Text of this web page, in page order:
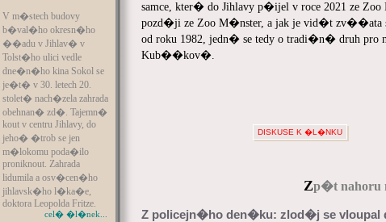
V m�stech budovy
b�val�ho okresn�ho
��adu v Jihlav� v
Tolst�ho ulici vedle
dne�n�ho kina Sokol se
je�t� v 30. letech 20.
stolet� nach�zela zahrada
obehnan� zd�. Tajemn�
kout v centru Jihlavy, do
jeho� �trob se jen
m�lokomu poda�ilo
proniknout. Zahrada
lidumila a osv�cen�ho
jihlavsk�ho l�ka�e,
doktora Leopolda Fritze.
cel� �l�nek...
samce, kter� do Jihlavy p�ijel v roce 2021 ze
pozd�ji ze Zoo M�nster, a jak je vid�t zv��ata
od roku 1982, jedn� se tedy o tradi�n� druh
Kub��kov�.
DISKUSE K �L�NKU
Zp�t nahoru
Z policejn�ho den�ku: zlod�j se